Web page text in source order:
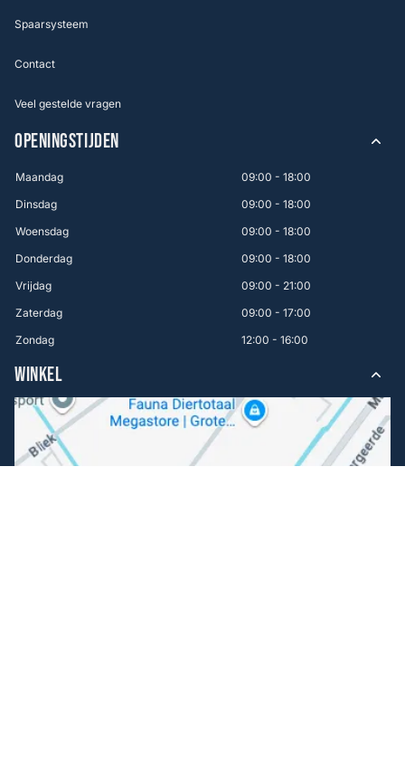
Spaarsysteem
Contact
Veel gestelde vragen
OPENINGSTIJDEN
Maandag
09:00 - 18:00
Dinsdag
09:00 - 18:00
Woensdag
09:00 - 18:00
Donderdag
09:00 - 18:00
Vrijdag
09:00 - 21:00
Zaterdag
09:00 - 17:00
Zondag
12:00 - 16:00
WINKEL